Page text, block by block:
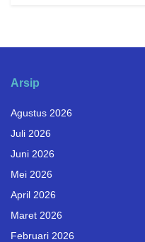
Arsip
Agustus 2026
Juli 2026
Juni 2026
Mei 2026
April 2026
Maret 2026
Februari 2026